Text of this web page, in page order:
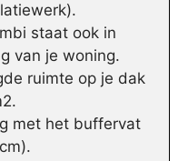
staat ook in
van je woning.
ruimte op je dak
met het buffervat